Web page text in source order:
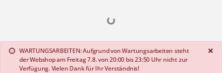
info WARTUNGSARBEITEN: Aufgrund von Wartungsarbeiten steht
der Webshop am Freitag 7.8. von 20:00 bis 23:50 Uhr nicht zur
Verfügung. Vielen Dank für Ihr Verständnis!
×